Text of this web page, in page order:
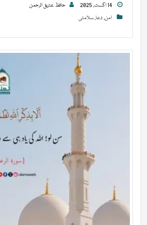
حافظ عتیق الرحمن
امن,دعا,سلامتی